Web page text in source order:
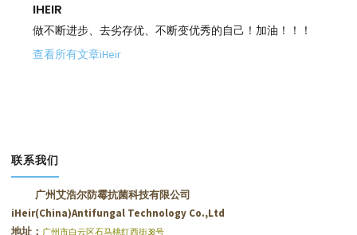
IHEIR
做不断进步、去劣存优、不断变优秀的自己！加油！！！
查看所有文章iHeir
联系我们
广州艾浩尔防霉抗菌科技有限公司
iHeir(China)Antifungal Technology Co.,Ltd
地址： 广州市白云区石马桃红西街38号